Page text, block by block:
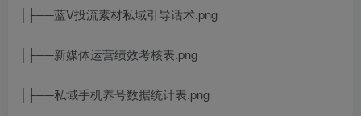
│├──蓝V投流素材私域引导话术.png
│├──新媒体运营绩效考核表.png
│├──私域手机养号数据统计表.png